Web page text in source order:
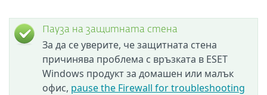
Пауза на защитната стена
За да се уверите, че защитната стена
причинява проблема с връзката в ESET
Windows продукт за домашен или малък
офис, pause the Firewall for troubleshooting